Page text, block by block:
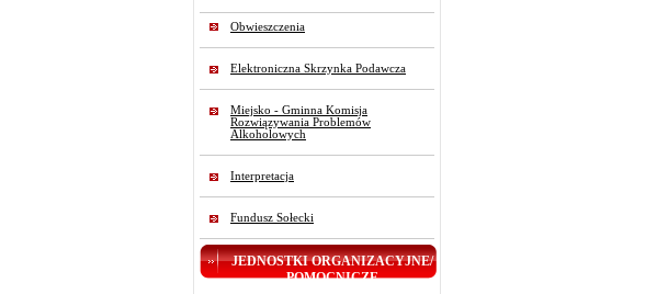
Obwieszczenia
Elektroniczna Skrzynka Podawcza
Miejsko - Gminna Komisja
Rozwiązywania Problemów
Alkoholowych
Interpretacja
Fundusz Sołecki
JEDNOSTKI ORGANIZACYJNE/
POMOCNICZE